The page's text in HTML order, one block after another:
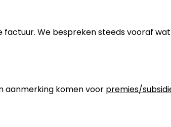
factuur. We bespreken steeds vooraf
aanmerking komen voor premies/